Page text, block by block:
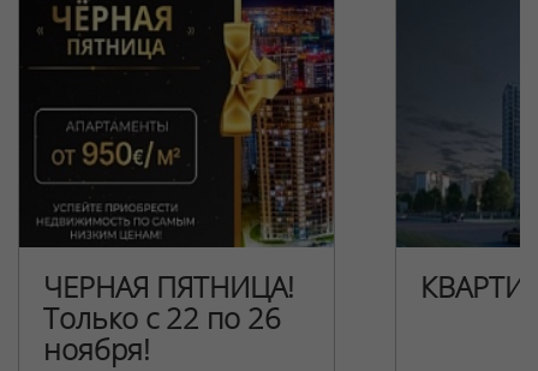
ЧЕРНАЯ ПЯТНИЦА!
Только с 22 по 26
ноября!